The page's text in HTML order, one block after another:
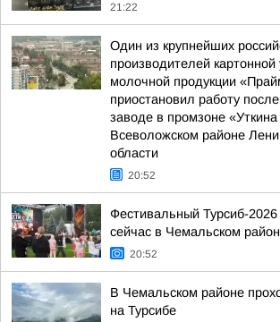
21:22
Один из крупнейших
производителей картонной
молочной продукции
приостановил работу
заводе в промзоне
Всеволожском районе
области
20:52
Фестивальный Турсиб-
сейчас в Чемальском
20:52
В Чемальском районе
на Турсибе